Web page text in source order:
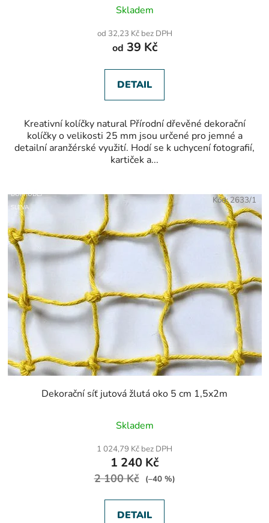
Skladem
od 32,23 Kč bez DPH
od 39 Kč
DETAIL
Kreativní kolíčky natural Přírodní dřevěné dekorační
kolíčky o velikosti 25 mm jsou určené pro jemné a
detailní aranžérské využití. Hodí se k uchycení fotografií,
kartiček a...
DOPRODEJ
SLEVA
Dekorační síť jutová žlutá oko 5 cm 1,5x2m
Skladem
1 024,79 Kč bez DPH
1 240 Kč
2 100 Kč (–40 %)
DETAIL
Kód:2633/1